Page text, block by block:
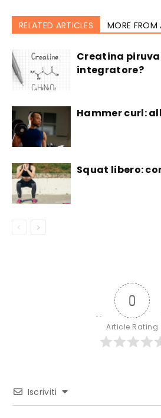
RELATED ARTICLES MORE FROM
Creatina
integratore?
Hammer curl:
Squat libero:
0
Article Rating
Iscriviti